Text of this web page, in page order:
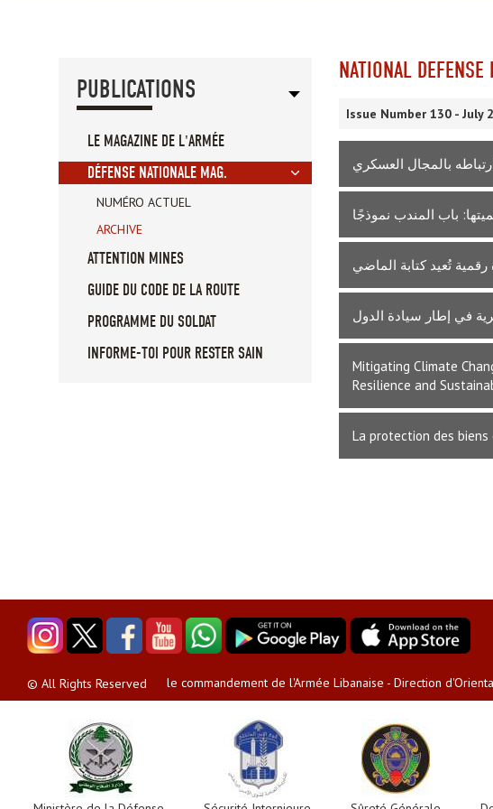
PUBLICATIONS
LE MAGAZINE DE L'ARMÉE
DÉFENSE NATIONALE MAG.
NUMÉRO ACTUEL
ARCHIVE
ATTENTION MINES
GUIDE DU CODE DE LA ROUTE
PROGRAMME DU SOLDAT
INFORME-TOI POUR RESTER SAIN
NATIONAL DEFENSE
Issue Number 130 - July
بالمجال العسكري
باب المندب نموذجًا
تُعيد كتابة الماضي
في إطار سيادة الدول
Mitigating Climate
Resilience and
La protection des
© All Rights Reserved le commandement de l'Armée Libanaise - Direction